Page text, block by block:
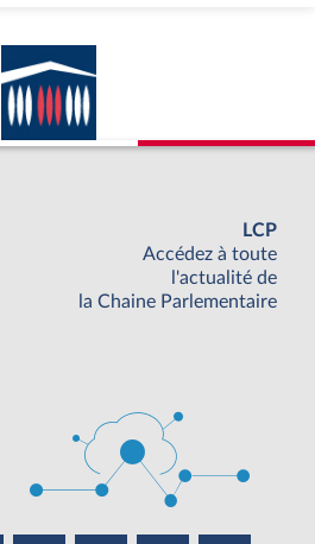
LCP
Accédez à toute
l'actualité de
la Chaine Parlementaire